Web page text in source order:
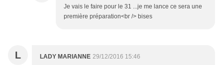
Je vais le faire pour le 31 ...je me lance ce sera une
première préparation<br /> bises
L LADY MARIANNE 29/12/2016 15:46